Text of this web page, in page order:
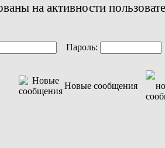
на активности
Пароль:
Новые сообщения